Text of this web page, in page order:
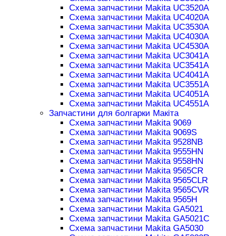
Схема запчастини Makita UC3520A
Схема запчастини Makita UC4020A
Схема запчастини Makita UC3530A
Схема запчастини Makita UC4030A
Схема запчастини Makita UC4530A
Схема запчастини Makita UC3041A
Схема запчастини Makita UC3541A
Схема запчастини Makita UC4041A
Схема запчастини Makita UC3551A
Схема запчастини Makita UC4051A
Схема запчастини Makita UC4551A
Запчастини для болгарки Макіта
Схема запчастини Makita 9069
Схема запчастини Makita 9069S
Схема запчастини Makita 9528NB
Схема запчастини Makita 9555HN
Схема запчастини Makita 9558HN
Схема запчастини Makita 9565CR
Схема запчастини Makita 9565CLR
Схема запчастини Makita 9565CVR
Схема запчастини Makita 9565H
Схема запчастини Makita GA5021
Схема запчастини Makita GA5021C
Схема запчастини Makita GA5030